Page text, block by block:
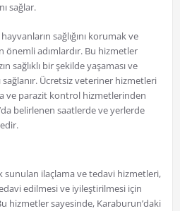
sağlar.
sağlığını korumak ve
önemli adımlardır. Bu hizmetler
sağlıklı bir şekilde yaşaması ve
Ücretsiz veteriner hizmetleri
ve parazit kontrol hizmetlerinden
belirlenen saatlerde ve yerlerde
sunulan ilaçlama ve tedavi hizmetleri,
edilmesi ve iyileştirilmesi için
hizmetler sayesinde, Karaburun’daki